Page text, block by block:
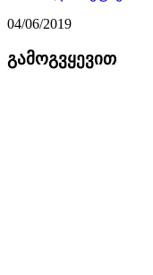
04/06/2019
გამოგვყევით